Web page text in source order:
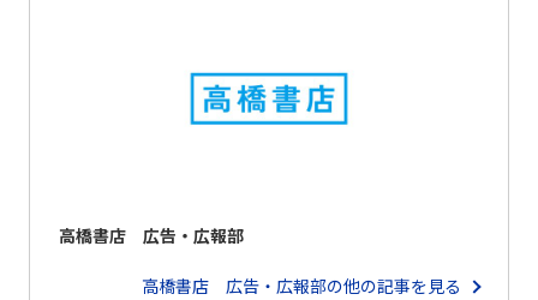
高橋書店 広告・広報部
高橋書店 広告・広報部の他の記事を見る